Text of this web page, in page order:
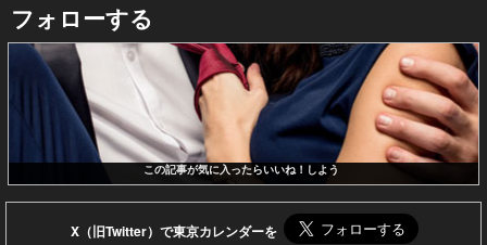
フォローする
この記事が気に入ったらいいね！しよう
X（旧Twitter）で東京カレンダーを